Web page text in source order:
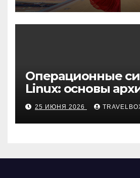
Операционные
Linux: основы
компоненты и
применения
25 ИЮНЯ 2026